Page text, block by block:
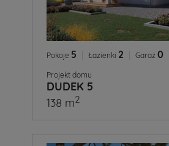
Pokoje 5 Łazienki 2 Garaż 0
Projekt domu
DUDEK 5
138 m2